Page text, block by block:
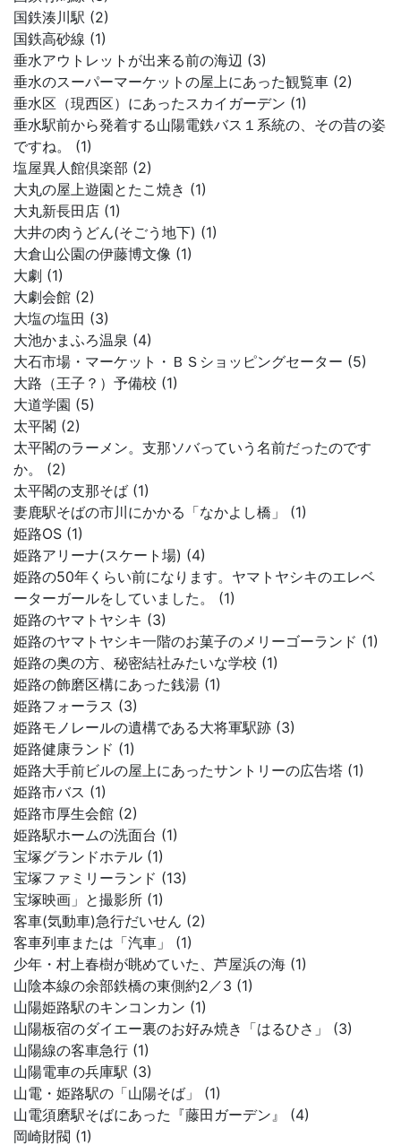
国鉄湊川駅 (2)
国鉄高砂線 (1)
垂水アウトレットが出来る前の海辺 (3)
垂水のスーパーマーケットの屋上にあった観覧車 (2)
垂水区（現西区）にあったスカイガーデン (1)
垂水駅前から発着する山陽電鉄バス１系統の、その昔の姿
ですね。 (1)
塩屋異人館倶楽部 (2)
大丸の屋上遊園とたこ焼き (1)
大丸新長田店 (1)
大井の肉うどん(そごう地下) (1)
大倉山公園の伊藤博文像 (1)
大劇 (1)
大劇会館 (2)
大塩の塩田 (3)
大池かまふろ温泉 (4)
大石市場・マーケット・ＢＳショッピングセーター (5)
大路（王子？）予備校 (1)
大道学園 (5)
太平閣 (2)
太平閣のラーメン。支那ソバっていう名前だったのです
か。 (2)
太平閣の支那そば (1)
妻鹿駅そばの市川にかかる「なかよし橋」 (1)
姫路OS (1)
姫路アリーナ(スケート場) (4)
姫路の50年くらい前になります。ヤマトヤシキのエレベ
ーターガールをしていました。 (1)
姫路のヤマトヤシキ (3)
姫路のヤマトヤシキ一階のお菓子のメリーゴーランド (1)
姫路の奥の方、秘密結社みたいな学校 (1)
姫路の飾磨区構にあった銭湯 (1)
姫路フォーラス (3)
姫路モノレールの遺構である大将軍駅跡 (3)
姫路健康ランド (1)
姫路大手前ビルの屋上にあったサントリーの広告塔 (1)
姫路市バス (1)
姫路市厚生会館 (2)
姫路駅ホームの洗面台 (1)
宝塚グランドホテル (1)
宝塚ファミリーランド (13)
宝塚映画」と撮影所 (1)
客車(気動車)急行だいせん (2)
客車列車または「汽車」 (1)
少年・村上春樹が眺めていた、芦屋浜の海 (1)
山陰本線の余部鉄橋の東側約2／3 (1)
山陽姫路駅のキンコンカン (1)
山陽板宿のダイエー裏のお好み焼き「はるひさ」 (3)
山陽線の客車急行 (1)
山陽電車の兵庫駅 (3)
山電・姫路駅の「山陽そば」 (1)
山電須磨駅そばにあった『藤田ガーデン』 (4)
岡崎財閥 (1)